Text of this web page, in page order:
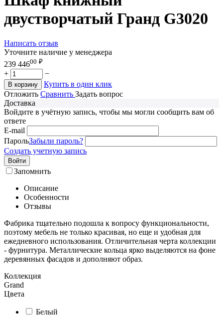
двустворчатый Гранд G3020
Написать отзыв
Уточните наличие у менеджера
239 44600 ₽
+ −
В корзину
Купить в один клик
Отложить Сравнить Задать вопрос
Доставка
Войдите в учётную запись, чтобы мы могли сообщить вам об
ответе
E-mail
ПарольЗабыли пароль?
Создать учетную запись
Войти
Запомнить
Описание
Особенности
Отзывы
Фабрика тщательно подошла к вопросу функциональности,
поэтому мебель не только красивая, но еще и удобная для
ежедневного использования. Отличительная черта коллекции
- фурнитура. Металлические кольца ярко выделяются на фоне
деревянных фасадов и дополняют образ.
Коллекция
Grand
Цвета
Белый